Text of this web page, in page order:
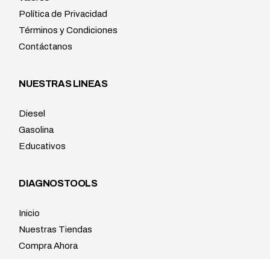
Política de Privacidad
Términos y Condiciones
Contáctanos
NUESTRAS LINEAS
Diesel
Gasolina
Educativos
DIAGNOSTOOLS
Inicio
Nuestras Tiendas
Compra Ahora